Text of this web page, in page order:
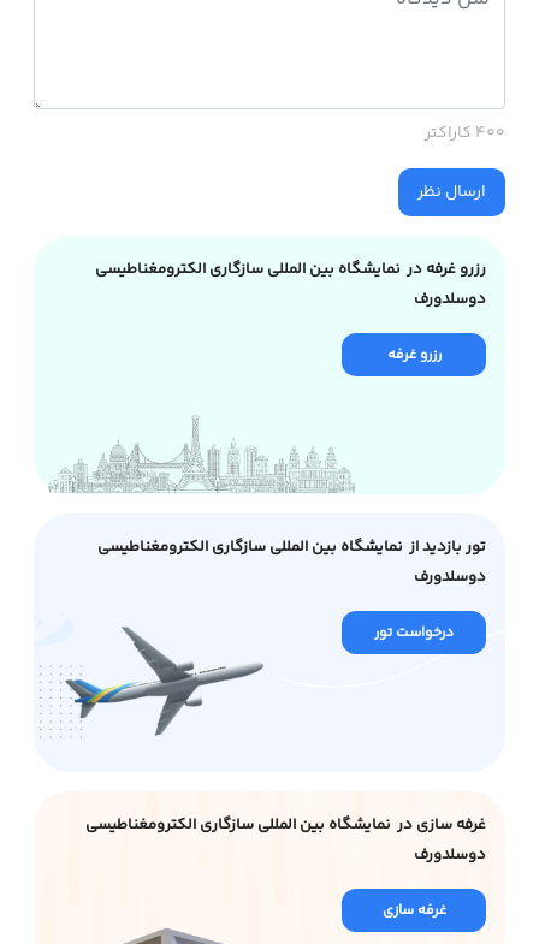
400 کاراکتر
ارسال نظر
رزرو غرفه در نمایشگاه بین المللی سازگاری الکترومغناطیسی
دوسلدورف
رزرو غرفه
تور بازدید از نمایشگاه بین المللی سازگاری الکترومغناطیسی
دوسلدورف
درخواست تور
غرفه سازی در نمایشگاه بین المللی سازگاری الکترومغناطیسی
دوسلدورف
غرفه سازی